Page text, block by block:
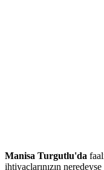
Manisa Turgutlu'da
ihtiyaçlarınızın